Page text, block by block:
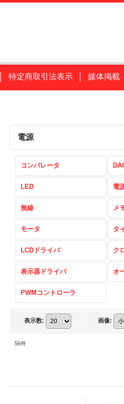
特定商取引法表示 媒体掲載
電源
コンパレータ
LED 電
無線 メ
モータ タ
LCDドライバ ク
表示器ドライバ オ
PWMコントローラ
表示数: 画像:
56件